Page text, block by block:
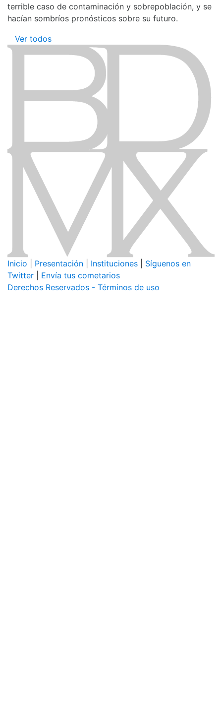
terrible caso de contaminación y sobrepoblación, y se
hacían sombríos pronósticos sobre su futuro.
Ver todos
Inicio Presentación Instituciones
Síguenos en
Twitter
Envía tus cometarios
Derechos Reservados - Términos de uso